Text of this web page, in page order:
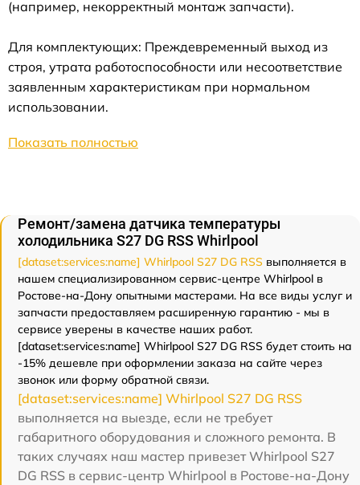
(например, некорректный монтаж запчасти).
Для комплектующих: Преждевременный выход из
строя, утрата работоспособности или несоответствие
заявленным характеристикам при нормальном
использовании.
Показать полностью
Ремонт/замена датчика температуры
холодильника S27 DG RSS Whirlpool
[dataset:services:name] Whirlpool S27 DG RSS выполняется в
нашем специализированном сервис-центре Whirlpool в
Ростове-на-Дону опытными мастерами. На все виды услуг и
запчасти предоставляем расширенную гарантию - мы в
сервисе уверены в качестве наших работ.
[dataset:services:name] Whirlpool S27 DG RSS будет стоить на
-15% дешевле при оформлении заказа на сайте через
звонок или форму обратной связи.
[dataset:services:name] Whirlpool S27 DG RSS
выполняется на выезде, если не требует
габаритного оборудования и сложного ремонта. В
таких случаях наш мастер привезет Whirlpool S27
DG RSS в сервис-центр Whirlpool в Ростове-на-Дону